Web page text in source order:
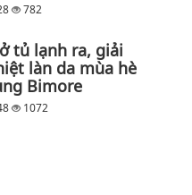
782
tủ lạnh ra, giải
làn da mùa hè
Bimore
1072